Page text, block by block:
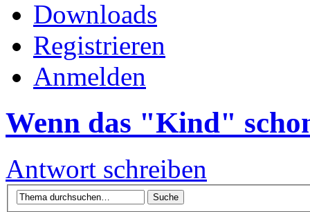
Downloads
Registrieren
Anmelden
Wenn das "Kind"
Antwort schreiben